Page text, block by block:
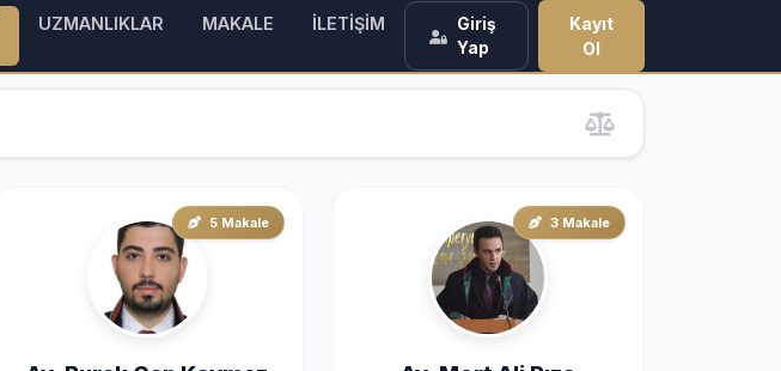
UZMANLIKLAR MAKALE İLETİŞİM
Giriş
Yap
Kayıt
Ol
5 Makale 3 Makale